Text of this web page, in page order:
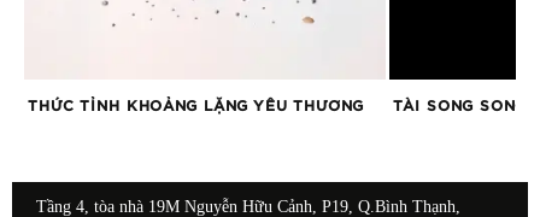
THỨC TỈNH KHOẢNG LẶNG YÊU THƯƠNG TÀI SONG SONG
Tầng 4, tòa nhà 19M Nguyễn Hữu Cảnh, P19, Q.Bình Thạnh,